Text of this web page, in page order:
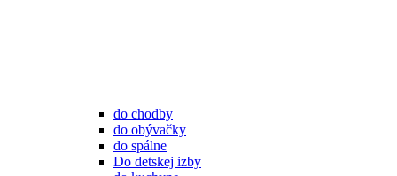
do chodby
do obývačky
do spálne
Do detskej izby